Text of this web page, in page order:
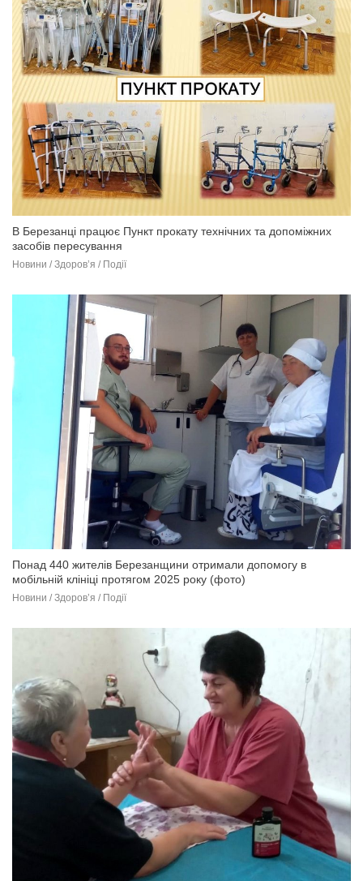
В Березанці працює Пункт прокату технічних та допоміжних
засобів пересування
Новини / Здоров’я / Події
Понад 440 жителів Березанщини отримали допомогу в
мобільній клініці протягом 2025 року (фото)
Новини / Здоров’я / Події